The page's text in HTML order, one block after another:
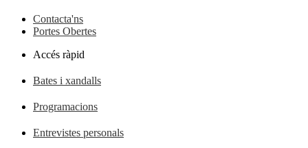
Contacta'ns
Portes Obertes
Accés ràpid
Bates i xandalls
Programacions
Entrevistes personals